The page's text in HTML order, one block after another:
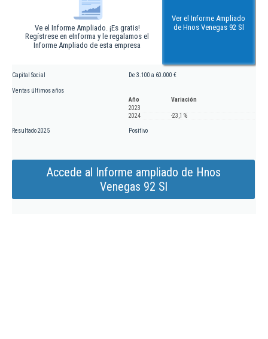
Ve el Informe Ampliado. ¡Es gratis!
Regístrese en eInforma y le regalamos el
Informe Ampliado de esta empresa
Ver el Informe Ampliado
de Hnos Venegas 92 Sl
Capital Social De 3.100 a 60.000 €
Ventas últimos años
Año
Variación
2023
2024
-23,1 %
Resultado 2025 Positivo
Accede al Informe ampliado de Hnos
Venegas 92 Sl